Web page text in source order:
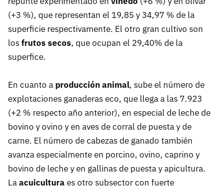
(+3 %), que representan el 19,85 y 34,97 % de la
superficie respectivamente. El otro gran cultivo son
losfrutos secos, que ocupan el 29,40% de la
superfice.
En cuanto a producción animal, sube el número de
explotaciones ganaderas eco, que llega a las 7.923
(+2 % respecto año anterior), en especial de leche de
bovino y ovino y en aves de corral de puesta y de
carne. El número de cabezas de ganado también
avanza especialmente en porcino, ovino, caprino y
bovino de leche y en gallinas de puesta y apicultura.
Laacuiculturaes otro subsector con fuerte